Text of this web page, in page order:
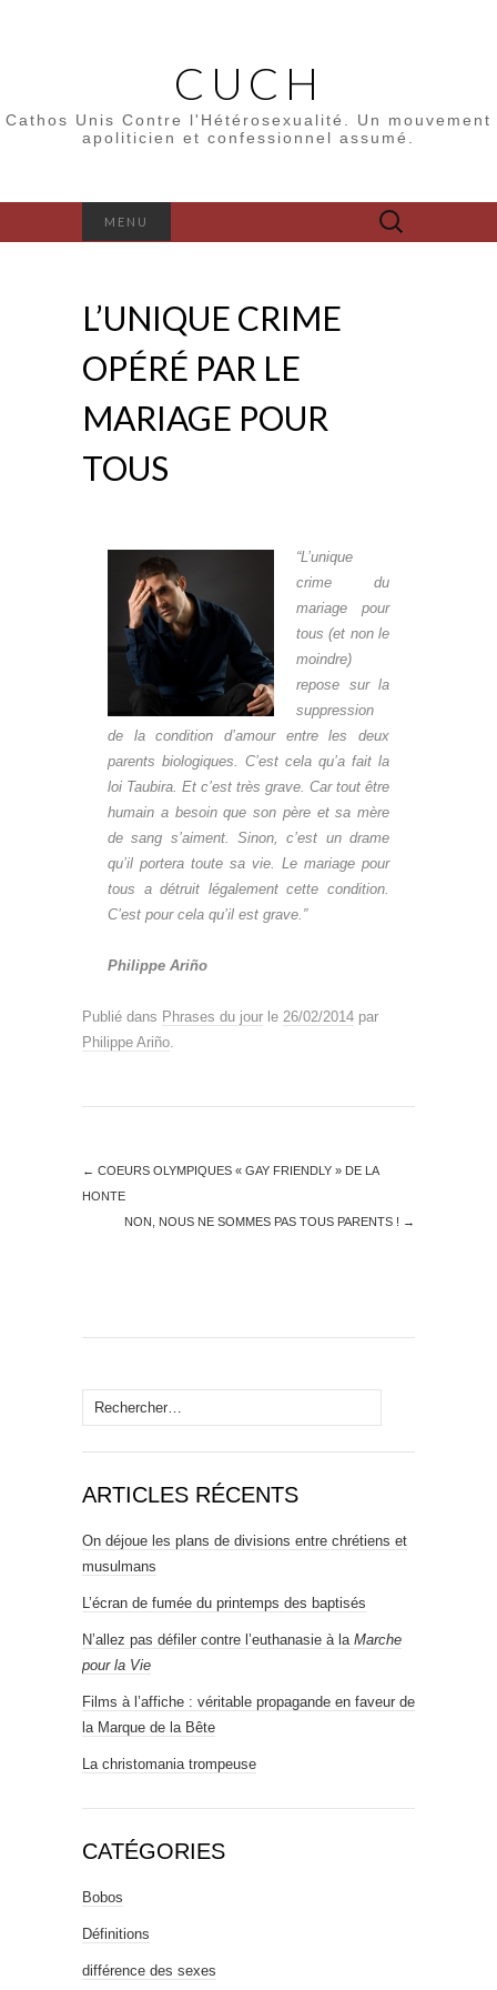
CUCH
Cathos Unis Contre l'Hétérosexualité. Un mouvement
apoliticien et confessionnel assumé.
MENU Rechercher :
L’UNIQUE CRIME
OPÉRÉ PAR LE
MARIAGE POUR
TOUS
“L’unique
crime du
mariage pour
tous (et non le
moindre)
repose sur la
suppression
de la condition d’amour entre les deux
parents biologiques. C’est cela qu’a fait la
loi Taubira. Et c’est très grave. Car tout être
humain a besoin que son père et sa mère
de sang s’aiment. Sinon, c’est un drame
qu’il portera toute sa vie. Le mariage pour
tous a détruit légalement cette condition.
C’est pour cela qu’il est grave.”
Philippe Ariño
Publié dans Phrases du jour le 26/02/2014 par
Philippe Ariño.
← COEURS OLYMPIQUES « GAY FRIENDLY » DE LA
HONTE
NON, NOUS NE SOMMES PAS TOUS PARENTS ! →
Rechercher :
ARTICLES RÉCENTS
On déjoue les plans de divisions entre chrétiens et
musulmans
L’écran de fumée du printemps des baptisés
N’allez pas défiler contre l’euthanasie à la Marche
pour la Vie
Films à l’affiche : véritable propagande en faveur de
la Marque de la Bête
La christomania trompeuse
CATÉGORIES
Bobos
Définitions
différence des sexes